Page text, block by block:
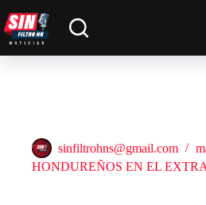
al
contenido
sinfiltrohns@gmail.com
HONDUREÑOS EN EL